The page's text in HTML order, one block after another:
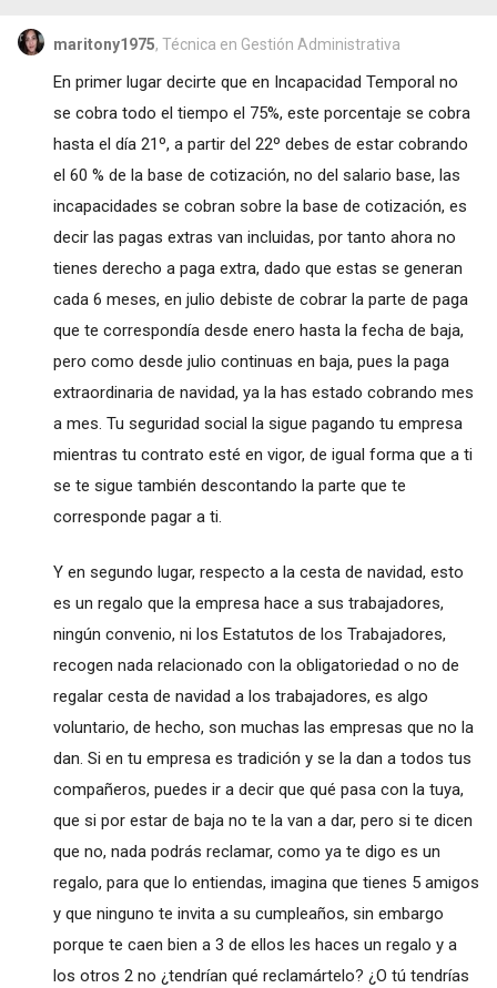
maritony1975, Técnica en Gestión Administrativa
En primer lugar decirte que en Incapacidad Temporal no
se cobra todo el tiempo el 75%, este porcentaje se cobra
hasta el día 21º, a partir del 22º debes de estar cobrando
el 60 % de la base de cotización, no del salario base, las
incapacidades se cobran sobre la base de cotización, es
decir las pagas extras van incluidas, por tanto ahora no
tienes derecho a paga extra, dado que estas se generan
cada 6 meses, en julio debiste de cobrar la parte de paga
que te correspondía desde enero hasta la fecha de baja,
pero como desde julio continuas en baja, pues la paga
extraordinaria de navidad, ya la has estado cobrando mes
a mes. Tu seguridad social la sigue pagando tu empresa
mientras tu contrato esté en vigor, de igual forma que a ti
se te sigue también descontando la parte que te
corresponde pagar a ti.
Y en segundo lugar, respecto a la cesta de navidad, esto
es un regalo que la empresa hace a sus trabajadores,
ningún convenio, ni los Estatutos de los Trabajadores,
recogen nada relacionado con la obligatoriedad o no de
regalar cesta de navidad a los trabajadores, es algo
voluntario, de hecho, son muchas las empresas que no la
dan. Si en tu empresa es tradición y se la dan a todos tus
compañeros, puedes ir a decir que qué pasa con la tuya,
que si por estar de baja no te la van a dar, pero si te dicen
que no, nada podrás reclamar, como ya te digo es un
regalo, para que lo entiendas, imagina que tienes 5 amigos
y que ninguno te invita a su cumpleaños, sin embargo
porque te caen bien a 3 de ellos les haces un regalo y a
los otros 2 no ¿tendrían qué reclamártelo? ¿O tú tendrías